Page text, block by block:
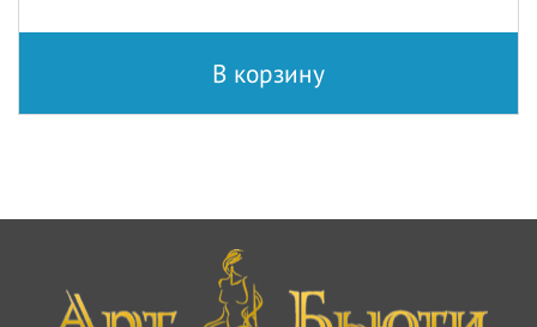
В корзину